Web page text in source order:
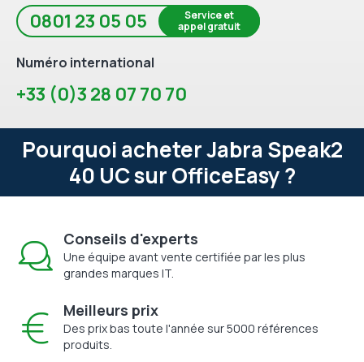
0801 23 05 05
Service et
appel gratuit
Numéro international
+33 (0)3 28 07 70 70
Pourquoi acheter Jabra Speak2
40 UC sur OfficeEasy ?
Conseils d'experts
Une équipe avant vente certifiée par les plus
grandes marques IT.
Meilleurs prix
Des prix bas toute l'année sur 5000 références
produits.